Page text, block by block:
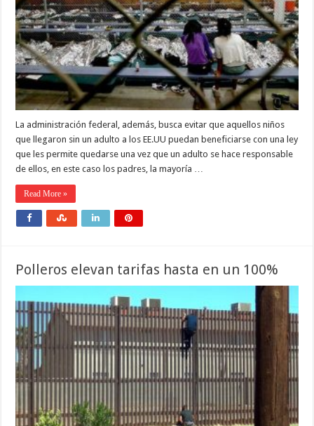
La administración federal, además, busca evitar que aquellos niños
que llegaron sin un adulto a los EE.UU puedan beneficiarse con una ley
que les permite quedarse una vez que un adulto se hace responsable
de ellos, en este caso los padres, la mayoría …
Read More »
Polleros elevan tarifas hasta en un 100%